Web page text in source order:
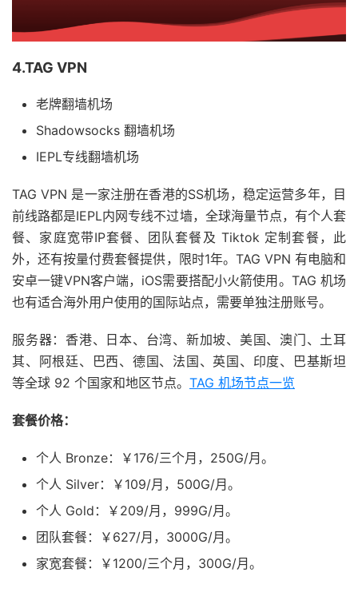
4.TAG VPN
老牌翻墙机场
Shadowsocks 翻墙机场
IEPL专线翻墙机场
TAG VPN 是一家注册在香港的SS机场，稳定运营多年，目
前线路都是IEPL内网专线不过墙，全球海量节点，有个人套
餐、家庭宽带IP套餐、团队套餐及 Tiktok 定制套餐，此
外，还有按量付费套餐提供，限时1年。TAG VPN 有电脑和
安卓一键VPN客户端，iOS需要搭配小火箭使用。TAG 机场
也有适合海外用户使用的国际站点，需要单独注册账号。
服务器：香港、日本、台湾、新加坡、美国、澳门、土耳
其、阿根廷、巴西、德国、法国、英国、印度、巴基斯坦
等全球 92 个国家和地区节点。 TAG 机场节点一览
套餐价格：
个人 Bronze：￥176/三个月，250G/月。
个人 Silver：￥109/月，500G/月。
个人 Gold：￥209/月，999G/月。
团队套餐：￥627/月，3000G/月。
家宽套餐：￥1200/三个月，300G/月。